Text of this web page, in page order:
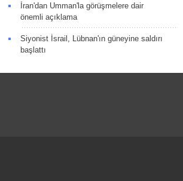
İran'dan Umman'la görüşmelere dair
önemli açıklama
Siyonist İsrail, Lübnan'ın güneyine saldırı
başlattı